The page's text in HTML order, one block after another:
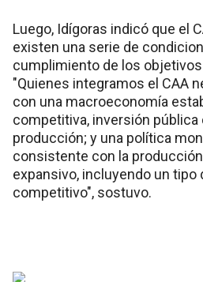
Luego, Idígoras indicó que el
existen una serie de
cumplimiento de los
"Quienes integramos el CAA
con una macroeconomía
competitiva, inversión pública
producción; y una política
consistente con la
expansivo, incluyendo un tipo
competitivo", sostuvo.